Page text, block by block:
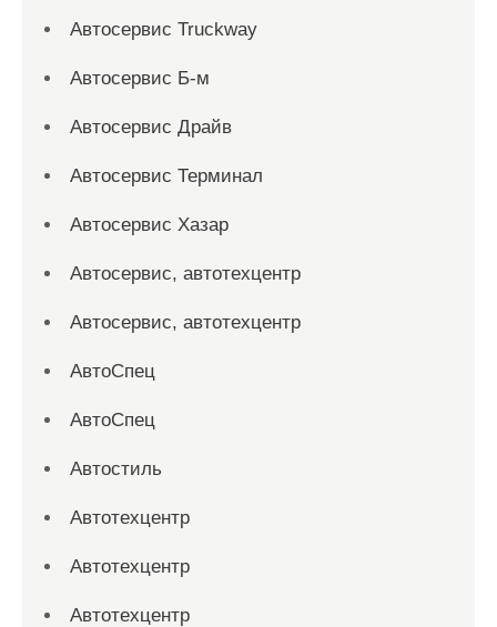
Автосервис Truckway
Автосервис Б-м
Автосервис Драйв
Автосервис Терминал
Автосервис Хазар
Автосервис, автотехцентр
Автосервис, автотехцентр
АвтоСпец
АвтоСпец
Автостиль
Автотехцентр
Автотехцентр
Автотехцентр